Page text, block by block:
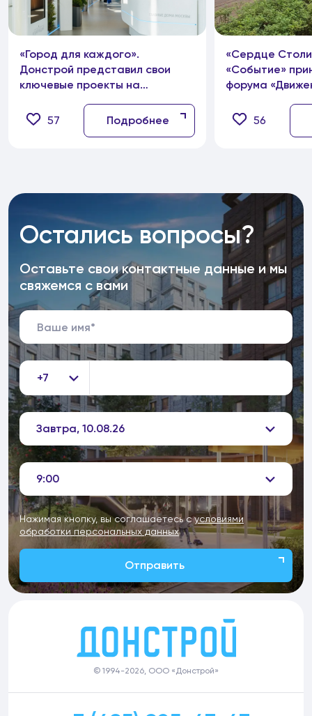
«Город для каждого».
Донстрой представил свои
ключевые проекты на
форуме
57 Подробнее
«Сердце
«Событие»
форума
56
Остались вопросы?
Оставьте свои контактные данные и мы
свяжемся с вами
+7
Завтра, 10.08.26
9:00
Нажимая кнопку, вы соглашаетесь сусловиями
обработки персональных данных
Отправить
© 1994-2026, ООО «Донстрой»